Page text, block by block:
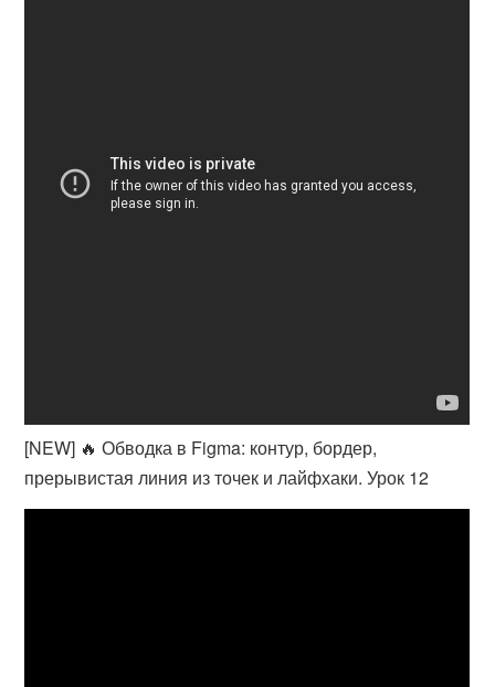
[NEW] 🔥 Обводка в Figma: контур, бордер,
прерывистая линия из точек и лайфхаки. Урок 12